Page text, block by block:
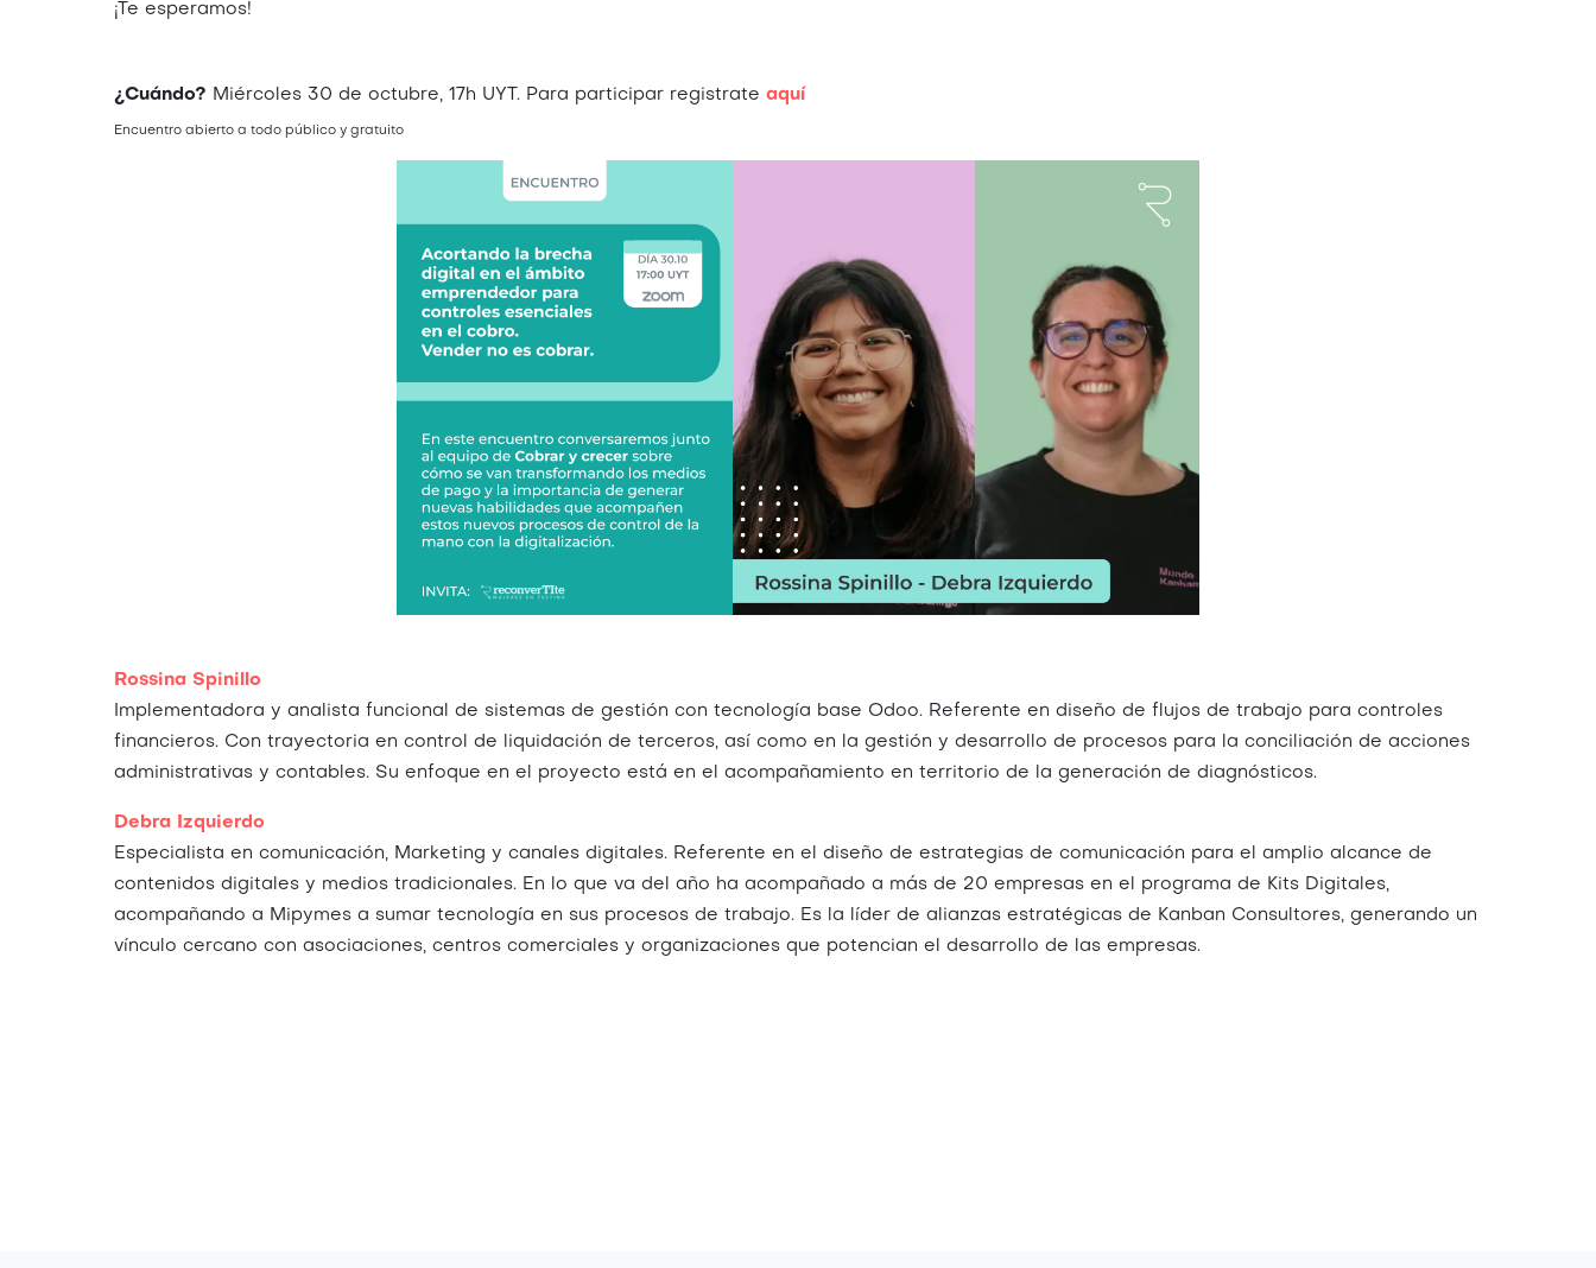
¡Te esperamos!
¿Cuándo? Miércoles 30 de octubre, 17h UYT. Para participar registrate aquí
Encuentro abierto a todo público y gratuito
Rossina Spinillo
Implementadora y analista funcional de sistemas de gestión con tecnología base Odoo. Referente en diseño de flujos de trabajo para controles
financieros. Con trayectoria en control de liquidación de terceros, así como en la gestión y desarrollo de procesos para la conciliación de acciones
administrativas y contables. Su enfoque en el proyecto está en el acompañamiento en territorio de la generación de diagnósticos.
Debra Izquierdo
Especialista en comunicación, Marketing y canales digitales. Referente en el diseño de estrategias de comunicación para el amplio alcance de
contenidos digitales y medios tradicionales. En lo que va del año ha acompañado a más de 20 empresas en el programa de Kits Digitales,
acompañando a Mipymes a sumar tecnología en sus procesos de trabajo. Es la líder de alianzas estratégicas de Kanban Consultores, generando un
vínculo cercano con asociaciones, centros comerciales y organizaciones que potencian el desarrollo de las empresas.